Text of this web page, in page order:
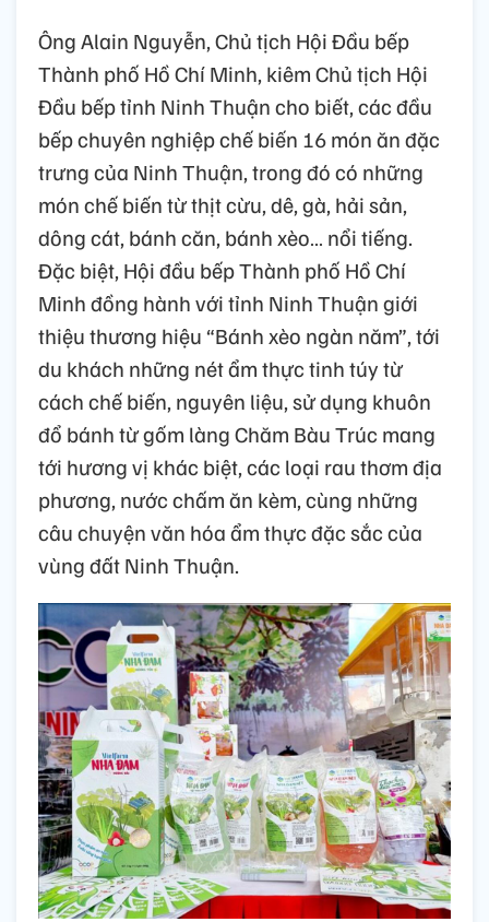
Ông Alain Nguyễn, Chủ tịch Hội Đầu bếp
Thành phố Hồ Chí Minh, kiêm Chủ tịch Hội
Đầu bếp tỉnh Ninh Thuận cho biết, các đầu
bếp chuyên nghiệp chế biến 16 món ăn đặc
trưng của Ninh Thuận, trong đó có những
món chế biến từ thịt cừu, dê, gà, hải sản,
dông cát, bánh căn, bánh xèo… nổi tiếng.
Đặc biệt, Hội đầu bếp Thành phố Hồ Chí
Minh đồng hành với tỉnh Ninh Thuận giới
thiệu thương hiệu “Bánh xèo ngàn năm”, tới
du khách những nét ẩm thực tinh túy từ
cách chế biến, nguyên liệu, sử dụng khuôn
đổ bánh từ gốm làng Chăm Bàu Trúc mang
tới hương vị khác biệt, các loại rau thơm địa
phương, nước chấm ăn kèm, cùng những
câu chuyện văn hóa ẩm thực đặc sắc của
vùng đất Ninh Thuận.